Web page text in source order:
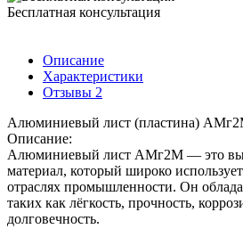
Бесплатная консультация
Описание
Характеристики
Отзывы 2
Алюминиевый лист (пластина)
Описание:
Алюминиевый лист АМг2М — это
материал, который широко
отраслях промышленности. Он
таких как лёгкость, прочность,
долговечность.